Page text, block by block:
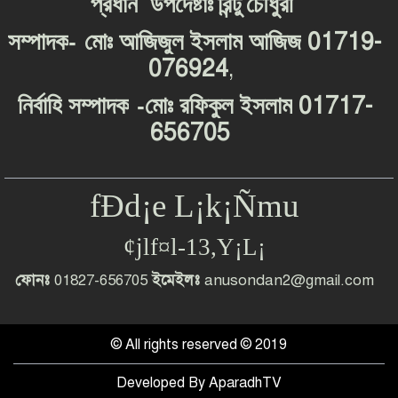
সম্পাদক- মোঃ আজিজুল ইসলাম আজিজ 01719-
076924,
নির্বাহি সম্পাদক-মোঃ রফিকুল ইসলাম 01717-
656705
fÐd¡e L¡k¡Ñmu
¢jlf¤l-13,Y¡L¡
ফোনঃ 01827-656705ইমেইলঃ anusondan2@gmail.com
© All rights reserved © 2019
Developed By AparadhTV